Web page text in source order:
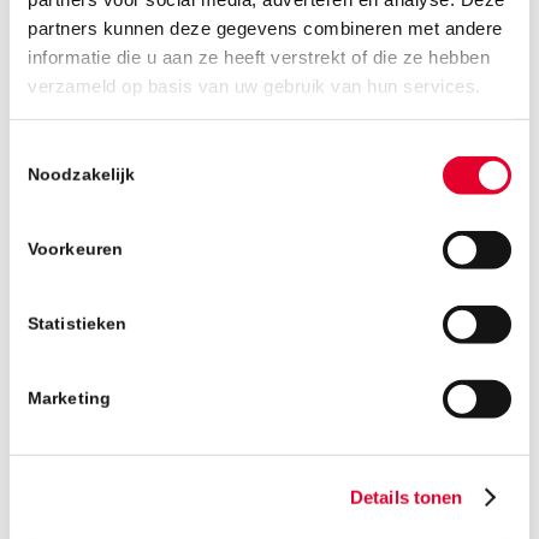
partners kunnen deze gegevens combineren met andere
informatie die u aan ze heeft verstrekt of die ze hebben
verzameld op basis van uw gebruik van hun services.
Noodzakelijk
Voorkeuren
Statistieken
Marketing
Details tonen
van processen in de bouw.
Deel deze vacature:
Maak kennis met..
Rob van Veghel